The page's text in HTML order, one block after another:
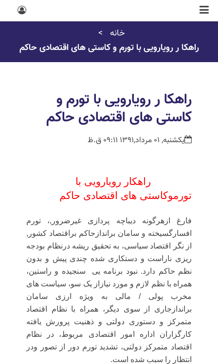
خانه
راهکا ر رویارویی با تورم و کاستى هاى اقتصادى حاکم
راهکا ر رویارویی با تورم و
کاستى هاى اقتصادى حاکم
یکشنبه, 01 مرداد,1391 09:11 ق.ظ
راهکار رویارویی با
تورموکاستى هاى اقتصادى حاکم
فارغ ازهرگونه دیباچه پردازی غیرضرور,، تورم
افسارگسیخته و سامان براندازحاکم براقتصاد کشور,
از نگر اقتصاد سیاسى، به تحقیق ریشه درنظام بودجه
ریزى ناراست و دستکاری شده چندی پیش و بدون
نظم حاکم دارد. نبود برنامه یی سنجیده و راستین،
همراه با نظم لازم و مورد نیازاز یک سو، سیاست هاى
مخرب پولى / مالى به ویژه ارزى سامان
براندازجارى از سوى دیگر، همراه با نظام اقتصاد
متمرکز و دستورى دولتی و ذهنیت پرورش یافته
کارگزاران اداره امور اقتصادی مربوط، در نظام
اقتصاد متمرکز دولتى، تشدید تورم دور از تصور ودر
انتظار را سبب شده است.